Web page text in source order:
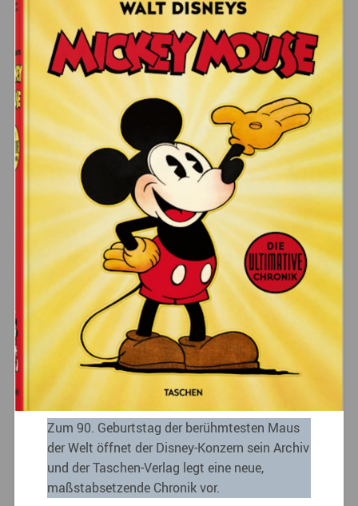
Zum 90. Geburtstag der berühmtesten Maus
der Welt öffnet der Disney-Konzern sein Archiv
und der Taschen-Verlag legt eine neue,
maßstabsetzende Chronik vor.